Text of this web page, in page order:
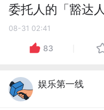
委托人的「豁达人
08-31 02:41
83
娱乐第一线